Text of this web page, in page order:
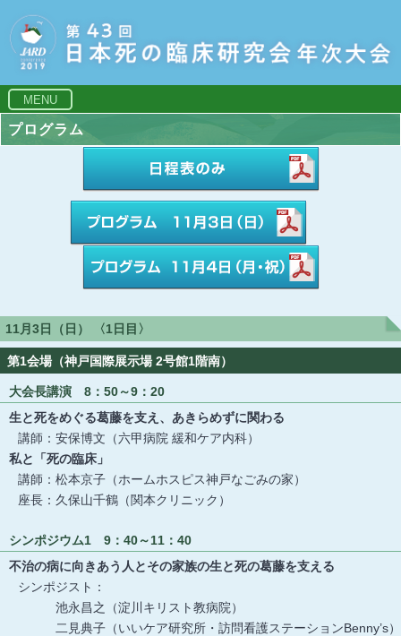
MENU
プログラム
11月3日（日） 〈1日目〉
第1会場（神戸国際展示場 2号館1階南）
大会長講演 8：50～9：20
生と死をめぐる葛藤を支え、あきらめずに関わる
講師：安保博文（六甲病院 緩和ケア内科）
私と「死の臨床」
講師：松本京子（ホームホスピス神戸なごみの家）
座長：久保山千鶴（関本クリニック）
シンポジウム1 9：40～11：40
不治の病に向きあう人とその家族の生と死の葛藤を支える
シンポジスト：
池永昌之（淀川キリスト教病院）
二見典子（いいケア研究所・訪問看護ステーションBenny’s）